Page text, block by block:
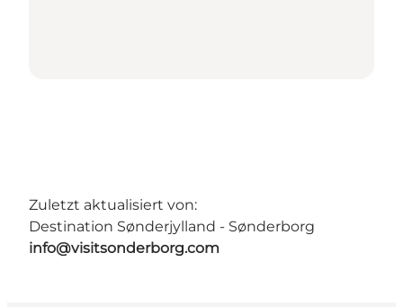
Zuletzt aktualisiert von:
Destination Sønderjylland - Sønderborg
info@visitsonderborg.com